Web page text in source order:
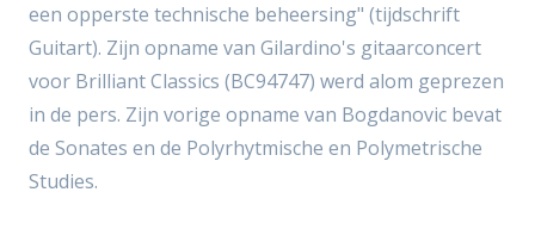
een opperste technische beheersing" (tijdschrift
Guitart). Zijn opname van Gilardino's gitaarconcert
voor Brilliant Classics (BC94747) werd alom geprezen
in de pers. Zijn vorige opname van Bogdanovic bevat
de Sonates en de Polyrhytmische en Polymetrische
Studies.